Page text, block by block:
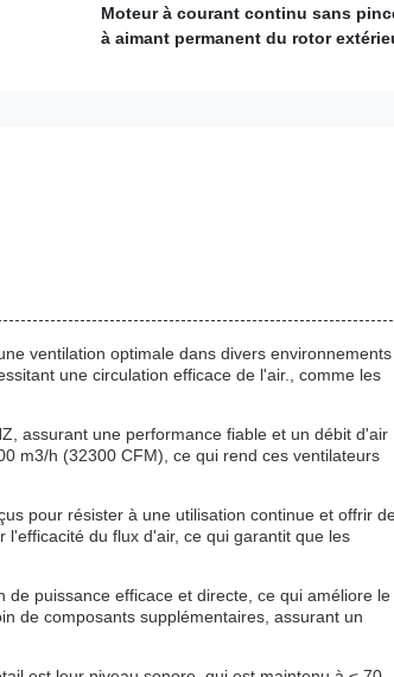
Moteur à courant continu sans
à aimant permanent du rotor
ventilation optimale dans divers environnements
une circulation efficace de l'air., comme les
assurant une performance fiable et un débit d'air
m3/h (32300 CFM), ce qui rend ces ventilateurs
pour résister à une utilisation continue et offrir
du flux d'air, ce qui garantit que les
puissance efficace et directe, ce qui améliore le
de composants supplémentaires, assurant un